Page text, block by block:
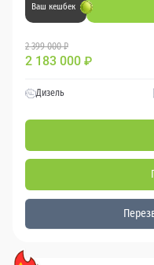
Ваш кешбек
2 399 000 ₽
2 183 000 ₽
Дизель